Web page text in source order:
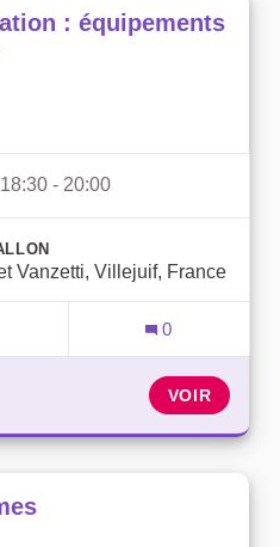
: équipements
- 20:00
Vanzetti, Villejuif, France
0
VOIR